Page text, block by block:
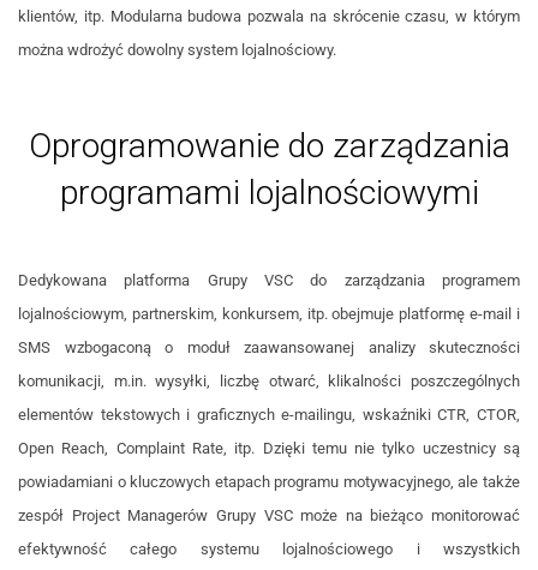
klientów, itp. Modularna budowa pozwala na skrócenie czasu, w którym
można wdrożyć dowolny system lojalnościowy.
Oprogramowanie do zarządzania
programami lojalnościowymi
Dedykowana platforma Grupy VSC do zarządzania programem
lojalnościowym, partnerskim, konkursem, itp. obejmuje platformę e-mail i
SMS wzbogaconą o moduł zaawansowanej analizy skuteczności
komunikacji, m.in. wysyłki, liczbę otwarć, klikalności poszczególnych
elementów tekstowych i graficznych e-mailingu, wskaźniki CTR, CTOR,
Open Reach, Complaint Rate, itp. Dzięki temu nie tylko uczestnicy są
powiadamiani o kluczowych etapach programu motywacyjnego, ale także
zespół Project Managerów Grupy VSC może na bieżąco monitorować
efektywność całego systemu lojalnościowego i wszystkich